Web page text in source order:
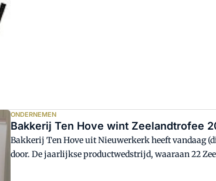
ONDERNEMEN
Bakkerij Ten Hove wint Zeelandtrofee
Bakkerij Ten Hove uit Nieuwerkerk heeft vandaag
door. De jaarlijkse productwedstrijd, waaraan 22